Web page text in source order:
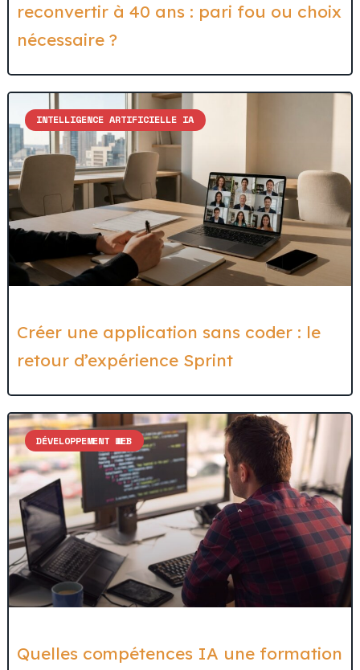
reconvertir à 40 ans : pari fou ou choix
nécessaire ?
INTELLIGENCE ARTIFICIELLE IA
Créer une application sans coder : le
retour d’expérience Sprint
DÉVELOPPEMENT WEB
Quelles compétences IA une formation